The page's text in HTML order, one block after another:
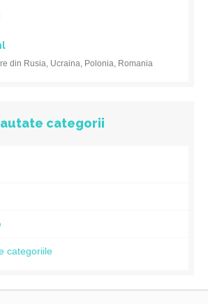
din Rusia, Ucraina, Polonia, Romania
categorii
categoriile